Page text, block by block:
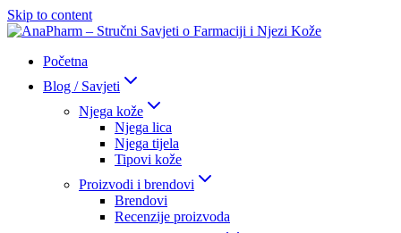
Skip to content
Početna
Blog / Savjeti
Njega kože
Njega lica
Njega tijela
Tipovi kože
Proizvodi i brendovi
Brendovi
Recenzije proizvoda